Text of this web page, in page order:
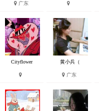
广东
Cityflower 黄小兵（
广东